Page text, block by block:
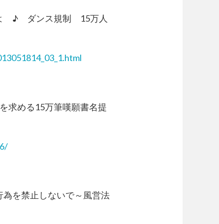
よ ♪ ダンス規制 15万人
求める15万筆嘆願書名提
を禁止しないで～風営法